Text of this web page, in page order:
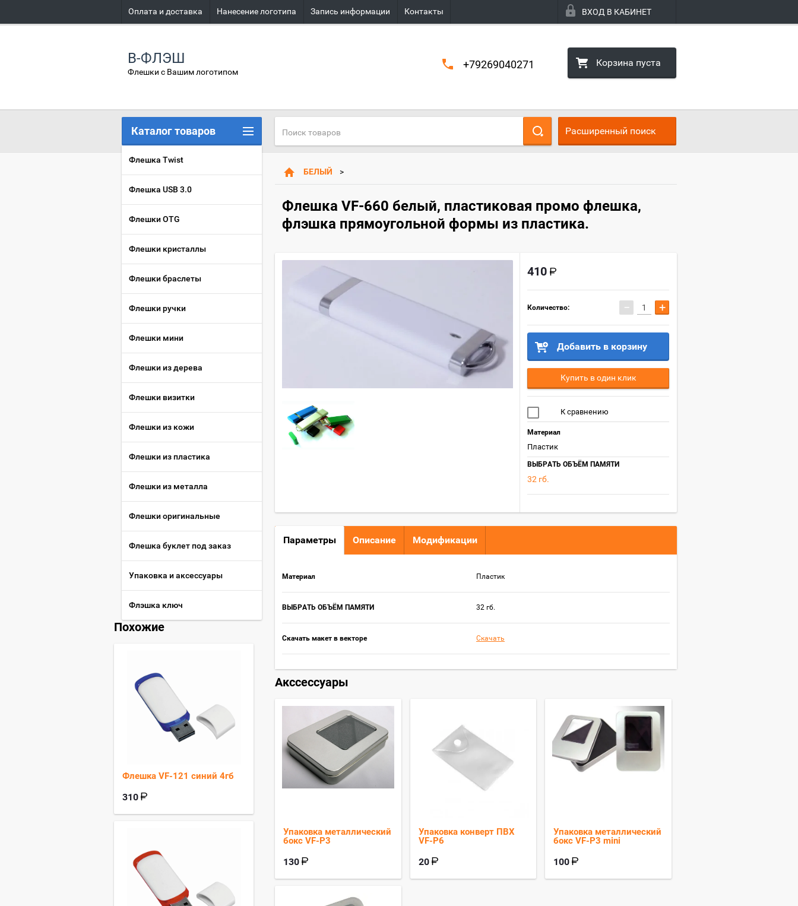
Оплата и доставка Нанесение логотипа Запись информации Контакты ВХОД В КАБИНЕТ
В-ФЛЭШ
Флешки с Вашим логотипом
+79269040271 Корзина пуста
Расширенный поиск
БЕЛЫЙ
Флешка VF-660 белый, пластиковая промо флешка,
флэшка прямоугольной формы из пластика.
410
Количество: − +
Добавить в корзину
Купить в один клик
К сравнению
Материал
Пластик
ВЫБРАТЬ ОБЪЁМ ПАМЯТИ
32 гб.
Параметры Описание Модификации
Материал Пластик
ВЫБРАТЬ ОБЪЁМ ПАМЯТИ 32 гб.
Скачать макет в векторе Скачать
Акссессуары
Упаковка металлический
бокс VF-P3
130
Упаковка конверт ПВХ
VF-P6
20
Упаковка металлический
бокс VF-P3 mini
100
Каталог товаров
Флешка Twist
Флешка USB 3.0
Флешки OTG
Флешки кристаллы
Флешки браслеты
Флешки ручки
Флешки мини
Флешки из дерева
Флешки визитки
Флешки из кожи
Флешки из пластика
Флешки из металла
Флешки оригинальные
Флешка буклет под заказ
Упаковка и аксессуары
Флэшка ключ
Похожие
Флешка VF-121 синий 4гб
310